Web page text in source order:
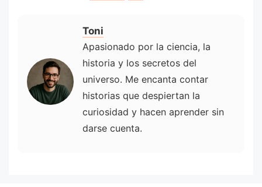
Toni
Apasionado por la ciencia, la
historia y los secretos del
universo. Me encanta contar
historias que despiertan la
curiosidad y hacen aprender sin
darse cuenta.